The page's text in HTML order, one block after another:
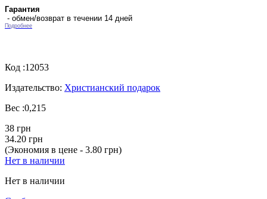
Гарантия
- обмен/возврат в течении 14 дней
Подробнее
Код :12053
Издательство: Христианский подарок
Вес :0,215
38 грн
34.20 грн
(Экономия в цене - 3.80 грн)
Нет в наличии
Нет в наличии